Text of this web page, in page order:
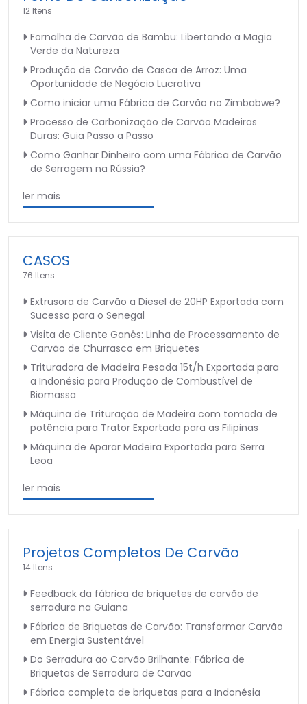
12 Itens
Fornalha de Carvão de Bambu: Libertando a Magia
Verde da Natureza
Produção de Carvão de Casca de Arroz: Uma
Oportunidade de Negócio Lucrativa
Como iniciar uma Fábrica de Carvão no Zimbabwe?
Processo de Carbonização de Carvão Madeiras
Duras: Guia Passo a Passo
Como Ganhar Dinheiro com uma Fábrica de Carvão
de Serragem na Rússia?
ler mais
CASOS
76 Itens
Extrusora de Carvão a Diesel de 20HP Exportada com
Sucesso para o Senegal
Visita de Cliente Ganês: Linha de Processamento de
Carvão de Churrasco em Briquetes
Trituradora de Madeira Pesada 15t/h Exportada para
a Indonésia para Produção de Combustível de
Biomassa
Máquina de Trituração de Madeira com tomada de
potência para Trator Exportada para as Filipinas
Máquina de Aparar Madeira Exportada para Serra
Leoa
ler mais
Projetos Completos De Carvão
14 Itens
Feedback da fábrica de briquetes de carvão de
serradura na Guiana
Fábrica de Briquetas de Carvão: Transformar Carvão
em Energia Sustentável
Do Serradura ao Carvão Brilhante: Fábrica de
Briquetas de Serradura de Carvão
Fábrica completa de briquetas para a Indonésia